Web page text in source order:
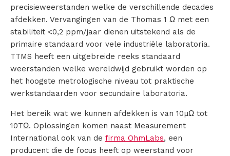
precisieweerstanden welke de verschillende decades
afdekken. Vervangingen van de Thomas 1 Ω met een
stabiliteit <0,2 ppm/jaar dienen uitstekend als de
primaire standaard voor vele industriële laboratoria.
TTMS heeft een uitgebreide reeks standaard
weerstanden welke wereldwijd gebruikt worden op
het hoogste metrologische niveau tot praktische
werkstandaarden voor secundaire laboratoria.
Het bereik wat we kunnen afdekken is van 10µΩ tot
10TΩ. Oplossingen komen naast Measurement
International ook van de firma OhmLabs, een
producent die de focus heeft op weerstand voor